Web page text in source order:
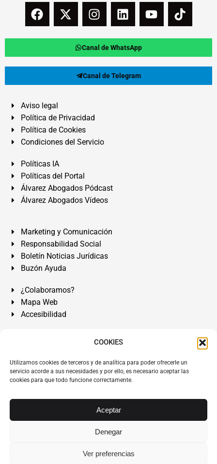
COOKIES
Utilizamos cookies de terceros y de analítica para poder ofrecerle un
servicio acorde a sus necesidades y por ello, es necesario aceptar las
cookies para que todo funcione correctamente.
Aceptar
Denegar
Ver preferencias
Canal de WhatsApp
Canal de Telegram
Aviso legal
Política de Privacidad
Política de Cookies
Condiciones del Servicio
Políticas IA
Políticas del Portal
Álvarez Abogados Pódcast
Álvarez Abogados Vídeos
Marketing y Comunicación
Responsabilidad Social
Boletín Noticias Jurídicas
Buzón Ayuda
¿Colaboramos?
Mapa Web
Accesibilidad
Álvarez Abogados Tenerife:Calle Teobaldo Power Nº 7,
de Tenerife. Islas Canarias.
Somos Abogados especialistas del Derecho desde 1954.
Tenerife Sur .Mejores Abogados Tenerife
Abogados colegiados y ejercientes del ICATF.
Todos los derechos reservados.